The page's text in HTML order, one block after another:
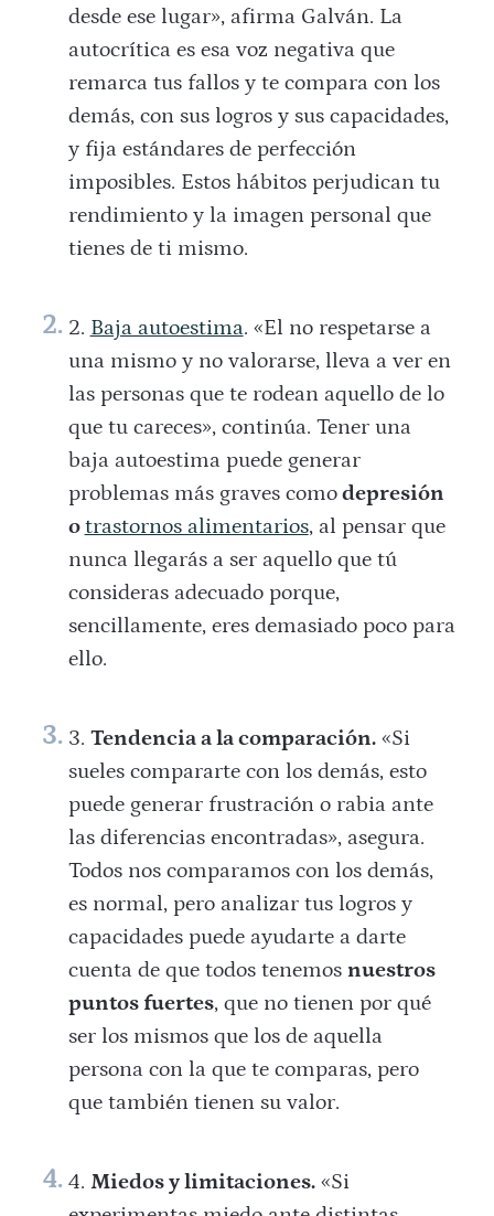
desde ese lugar», afirma Galván. La
autocrítica es esa voz negativa que
remarca tus fallos y te compara con los
demás, con sus logros y sus capacidades,
y fija estándares de perfección
imposibles. Estos hábitos perjudican tu
rendimiento y la imagen personal que
tienes de ti mismo.
Baja autoestima. «El no respetarse a
una mismo y no valorarse, lleva a ver en
las personas que te rodean aquello de lo
que tu careces», continúa. Tener una
baja autoestima puede generar
problemas más graves comodepresión
otrastornos alimentarios, al pensar que
nunca llegarás a ser aquello que tú
consideras adecuado porque,
sencillamente, eres demasiado poco para
ello.
Tendencia a la comparación.«Si
sueles compararte con los demás, esto
puede generar frustración o rabia ante
las diferencias encontradas», asegura.
Todos nos comparamos con los demás,
es normal, pero analizar tus logros y
capacidades puede ayudarte a darte
cuenta de que todos tenemos nuestros
puntos fuertes, que no tienen por qué
ser los mismos que los de aquella
persona con la que te comparas, pero
que también tienen su valor.
Miedos y limitaciones.«Si